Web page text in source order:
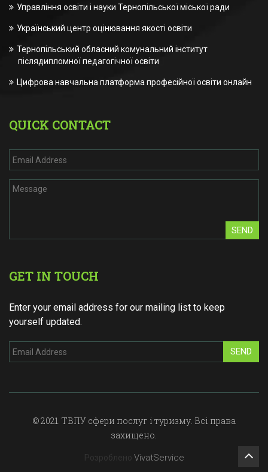
Управління освіти і науки Тернопільської міської ради
Український центр оцінювання якості освіти
Тернопільський обласний комунальний інститут
післядипломної педагогічної освіти
Цифрова навчальна платформа професійної освіти онлайн
QUICK CONTACT
SEND
GET IN TOUCH
Enter your email address for our mailing list to keep
yourself updated.
SEND
© 2021. ТВПУ сфери послуг і туризму. Всі права
захищено.
Розроблено VivatService